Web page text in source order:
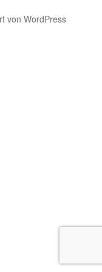
von WordPress